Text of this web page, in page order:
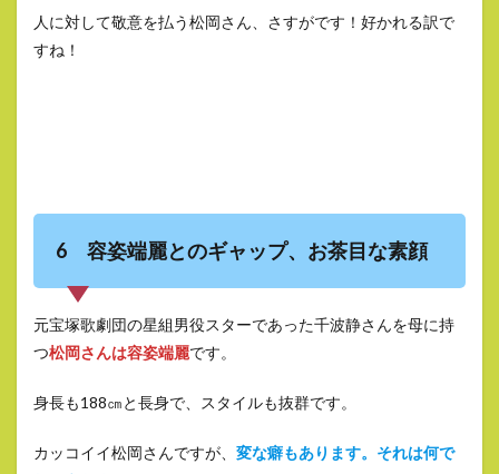
人に対して敬意を払う松岡さん、さすがです！好かれる訳で
すね！
6 容姿端麗とのギャップ、お茶目な素顔
元宝塚歌劇団の星組男役スターであった千波静さんを母に持
つ松岡さんは容姿端麗です。
身長も188㎝と長身で、スタイルも抜群です。
カッコイイ松岡さんですが、 変な癖もあります。それは何で